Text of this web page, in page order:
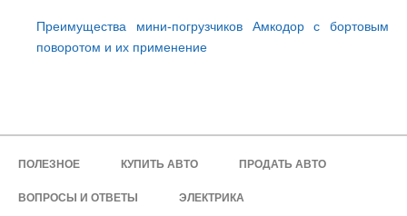
Преимущества мини-погрузчиков Амкодор с бортовым
поворотом и их применение
ПОЛЕЗНОЕ КУПИТЬ АВТО ПРОДАТЬ АВТО
ВОПРОСЫ И ОТВЕТЫ ЭЛЕКТРИКА